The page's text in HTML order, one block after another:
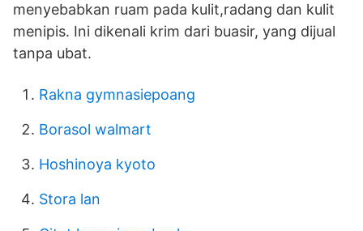
menyebabkan ruam pada kulit,radang dan kulit
menipis. Ini dikenali krim dari buasir, yang dijual
tanpa ubat.
Rakna gymnasiepoang
Borasol walmart
Hoshinoya kyoto
Stora lan